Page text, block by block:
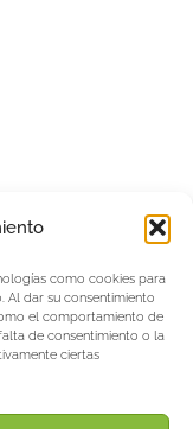
como cookies para
dar su consentimiento
el comportamiento de
de consentimiento o la
ciertas